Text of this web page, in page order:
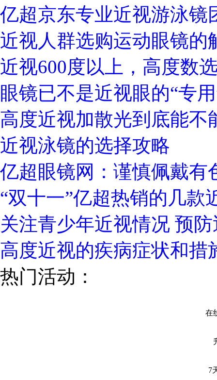
亿超京东专业近视游泳镜
近视人群选购运动眼镜的
近视600度以上，高度数
眼镜已不是近视眼的“专
高度近视加散光到底能不
近视泳镜的选择攻略
亿超眼镜网：谨慎佩戴有
“双十一”亿超热销的几款
关注青少年近视情况 预
高度近视的疾病症状和措
热门活动：
在
7